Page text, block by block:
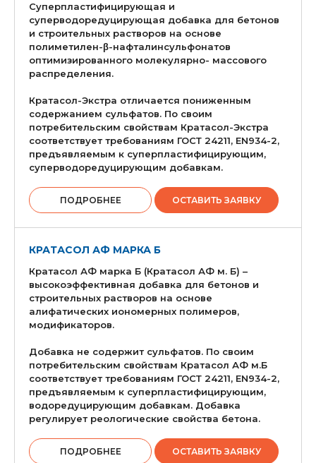
Суперпластифицирующая и
суперводоредуцирующая добавка для бетонов
и строительных растворов на основе
полиметилен-β-нафталинсульфонатов
оптимизированного молекулярно- массового
распределения.
Кратасол-Экстра отличается пониженным
содержанием сульфатов. По своим
потребительским свойствам Кратасол-Экстра
соответствует требованиям ГОСТ 24211, EN934-2,
предъявляемым к суперпластифицирующим,
суперводоредуцирующим добавкам.
ПОДРОБНЕЕ ОСТАВИТЬ ЗАЯВКУ
КРАТАСОЛ АФ МАРКА Б
Кратасол АФ марка Б (Кратасол АФ м. Б) –
высокоэффективная добавка для бетонов и
строительных растворов на основе
алифатических иономерных полимеров,
модификаторов.
Добавка не содержит сульфатов. По своим
потребительским свойствам Кратасол АФ м.Б
соответствует требованиям ГОСТ 24211, EN934-2,
предъявляемым к суперпластифицирующим,
водоредуцирующим добавкам. Добавка
регулирует реологические свойства бетона.
ПОДРОБНЕЕ ОСТАВИТЬ ЗАЯВКУ